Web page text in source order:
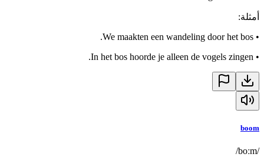
أمثلة:
•
We maakten een wandeling door het bos.
•
In het bos hoorde je alleen de vogels zingen.
boom
/boːm/